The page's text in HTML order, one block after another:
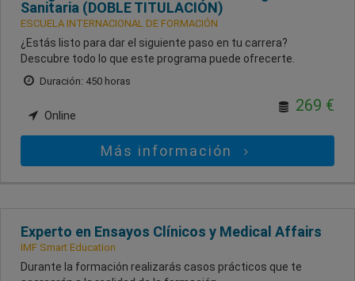
Sanitaria (DOBLE TITULACIÓN)
ESCUELA INTERNACIONAL DE FORMACIÓN
¿Estás listo para dar el siguiente paso en tu carrera?
Descubre todo lo que este programa puede ofrecerte.
Duración: 450 horas
Online
269 €
Más información
Experto en Ensayos Clínicos y Medical Affairs
IMF Smart Education
Durante la formación realizarás casos prácticos que te